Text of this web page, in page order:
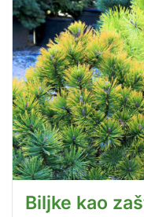
Biljke kao